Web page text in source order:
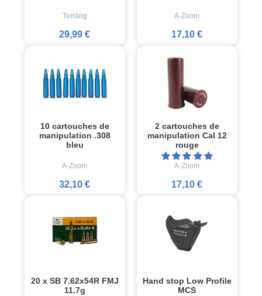
Terräng
29,99 €
A-Zoom
17,10 €
10 cartouches de
manipulation .308
bleu
A-Zoom
32,10 €
2 cartouches de
manipulation Cal 12
rouge
A-Zoom
17,10 €
20 x SB 7.62x54R FMJ
11.7g
Hand stop Low Profile
MCS